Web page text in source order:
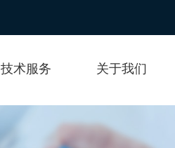
技术服务 关于我们